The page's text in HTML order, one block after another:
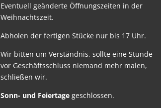
Eventuell geänderte Öffnungszeiten in der
Weihnachtszeit.
Abholen der fertigen Stücke nur bis 17 Uhr.
Wir bitten um Verständnis, sollte eine Stunde
vor Geschäftsschluss niemand mehr malen,
schließen wir.
Sonn- und Feiertagegeschlossen.